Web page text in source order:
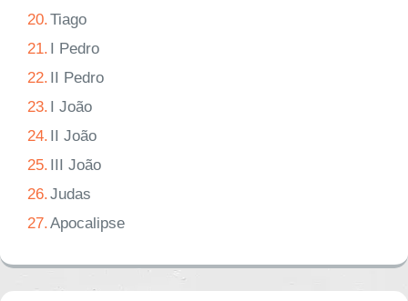
20.Tiago
21. I Pedro
22. II Pedro
23. I João
24. II João
25. III João
26.Judas
27.Apocalipse